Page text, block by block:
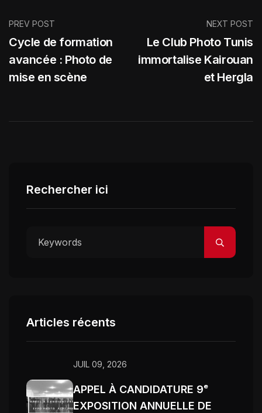
PREV POST
Cycle de formation
avancée : Photo de
mise en scène
NEXT POST
Le Club Photo Tunis
immortalise Kairouan
et Hergla
Rechercher ici
Articles récents
JUIL 09, 2026
APPEL À CANDIDATURE 9ᵉ
EXPOSITION ANNUELLE DE